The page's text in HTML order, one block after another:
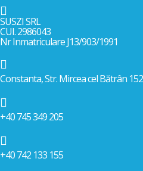

SUSZI SRL
CUI. 2986043
Nr Inmatriculare J13/903/1991

Constanta, Str. Mircea cel Bătrân

+40 745 349 205

+40 742 133 155